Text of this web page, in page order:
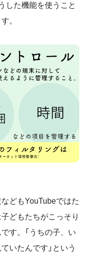
した機能を使うこと
。
どもYouTubeではた
どもたちがこっそり
す。「うちの子、い
いたんです」という